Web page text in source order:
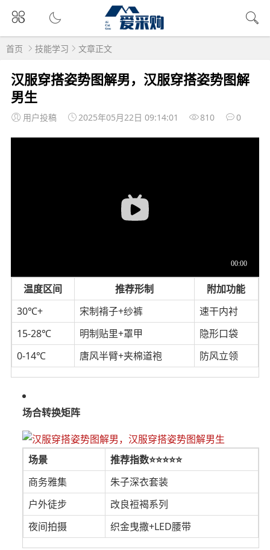
首页 技能学习 文章正文
汉服穿搭姿势图解男，汉服穿搭姿势图解
男生
用户投稿 2025年05月22日 09:14:01 810 0
温度区间 推荐形制
附加功能
30℃+
宋制褙子+纱裤
速干内衬
15-28℃
明制贴里+罩甲
隐形口袋
0-14℃
唐风半臂+夹棉道袍 防风立领
场合转换矩阵
场景
推荐指数⭐⭐⭐⭐⭐
商务雅集
朱子深衣套装
户外徒步
改良裋褐系列
夜间拍摄
织金曳撒+LED腰带